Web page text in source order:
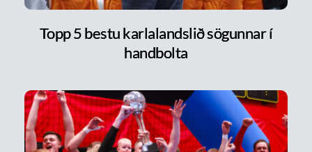
Topp 5 bestu karlalandslið sögunnar í
handbolta